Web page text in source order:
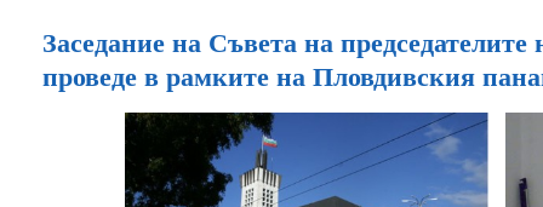
Заседание на Съвета на
проведе в рамките на Пловдивския